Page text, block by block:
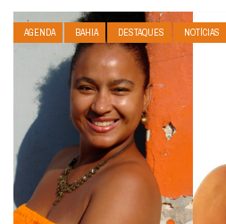
AGENDA BAHIA DESTAQUES NOTÍCIAS